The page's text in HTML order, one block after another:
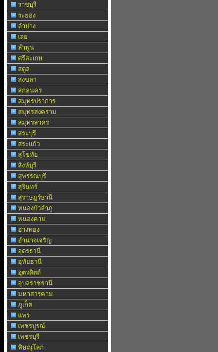
ราชบุรี
ระยอง
ลำปาง
เลย
ลำพูน
ศรีสะเกษ
สตูล
สงขลา
สกลนคร
สมุทรปราการ
สมุทรสงคราม
สมุทรสาคร
สระบุรี
สระแก้ว
สุโขทัย
สิงห์บุรี
สุพรรณบุรี
สุรินทร์
สุราษฎร์ธานี
หนองบัวลำภู
หนองคาย
อ่างทอง
อำนาจเจริญ
อุดรธานี
อุทัยธานี
อุตรดิตถ์
อุบลราชธานี
มหาสารคาม
ภูเก็ต
แพร่
เพชรบูรณ์
เพชรบุรี
พิษณุโลก